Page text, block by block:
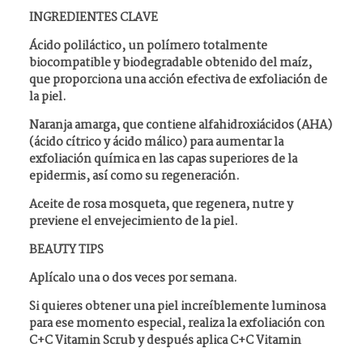
INGREDIENTES CLAVE
Ácido poliláctico, un polímero totalmente
biocompatible y biodegradable obtenido del maíz,
que proporciona una acción efectiva de exfoliación de
la piel.
Naranja amarga, que contiene alfahidroxiácidos (AHA)
(ácido cítrico y ácido málico) para aumentar la
exfoliación química en las capas superiores de la
epidermis, así como su regeneración.
Aceite de rosa mosqueta, que regenera, nutre y
previene el envejecimiento de la piel.
BEAUTY TIPS
Aplícalo una o dos veces por semana.
Si quieres obtener una piel increíblemente luminosa
para ese momento especial, realiza la exfoliación con
C+C Vitamin Scrub y después aplica C+C Vitamin